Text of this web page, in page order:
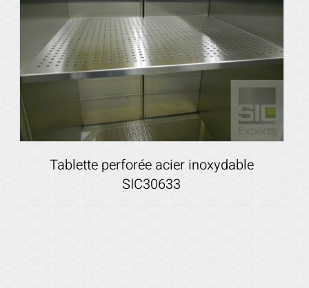
Tablette perforée acier inoxydable
SIC30633